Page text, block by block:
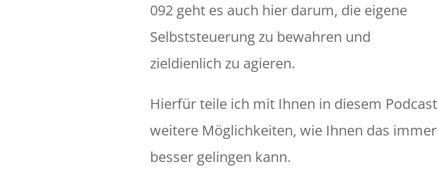
092 geht es auch hier darum, die eigene
Selbststeuerung zu bewahren und
zieldienlich zu agieren.
Hierfür teile ich mit Ihnen in diesem Podcast
weitere Möglichkeiten, wie Ihnen das immer
besser gelingen kann.